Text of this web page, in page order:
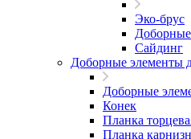
Эко-брус
Сайдинг
Доборные элементы
Доборные
Конек
Планка
Планка